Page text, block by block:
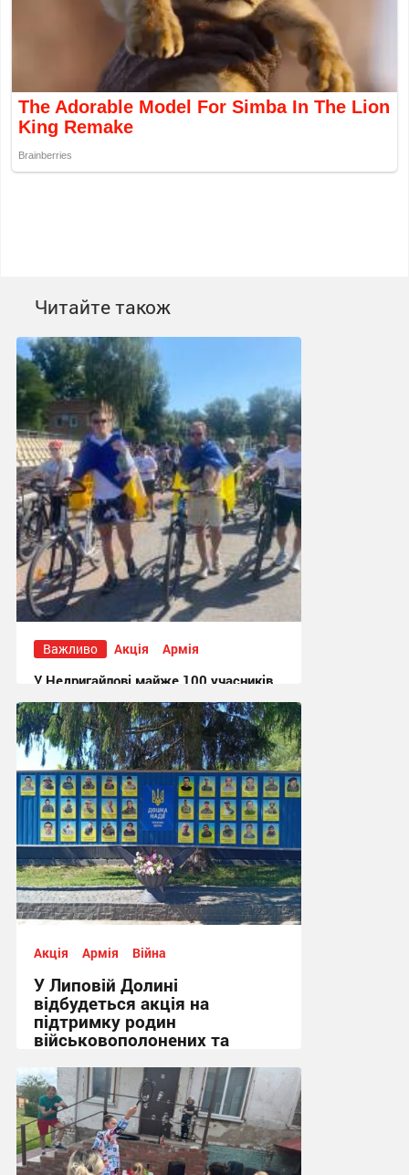
Читайте також
Важливо Акція Армія
У Недригайлові майже 100 учасників
підтримку полонених і безвісти
зниклих захисників
11:42, 27.07.2026
Акція Армія Війна
У Липовій Долині
відбудеться акція на
підтримку родин
військовополонених та
11:04, 25.06.2026